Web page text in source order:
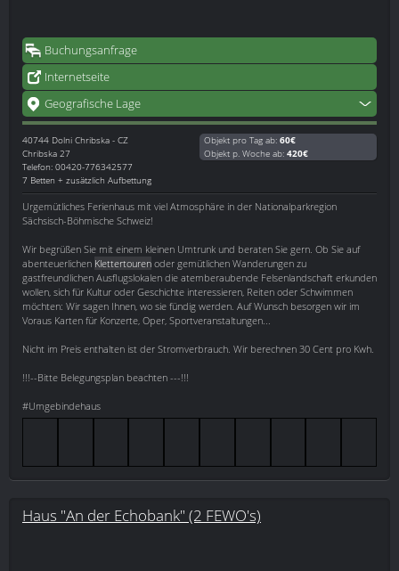
Buchungsanfrage
Internetseite
Geografische Lage
40744 Dolni Chribska - CZ
Chribska 27
Telefon: 00420-776342577
7 Betten + zusätzlich Aufbettung
Objekt pro Tag ab: 60€
Objekt p. Woche ab: 420€
Urgemütliches Ferienhaus mit viel Atmosphäre in der Nationalparkregion
Sächsisch-Böhmische Schweiz!
Wir begrüßen Sie mit einem kleinen Umtrunk und beraten Sie gern. Ob Sie auf
abenteuerlichen Klettertouren oder gemütlichen Wanderungen zu
gastfreundlichen Ausflugslokalen die atemberaubende Felsenlandschaft erkunden
wollen, sich für Kultur oder Geschichte interessieren, Reiten oder Schwimmen
möchten: Wir sagen Ihnen, wo sie fündig werden. Auf Wunsch besorgen wir im
Voraus Karten für Konzerte, Oper, Sportveranstaltungen...
Nicht im Preis enthalten ist der Stromverbrauch. Wir berechnen 30 Cent pro Kwh.
!!!--Bitte Belegungsplan beachten ---!!!
#Umgebindehaus
Haus "An der Echobank" (2 FEWO's)